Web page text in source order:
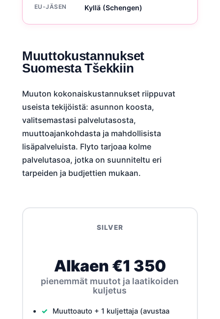
EU-JÄSEN Kyllä (Schengen)
Muuttokustannukset
Suomesta Tšekkiin
Muuton kokonaiskustannukset riippuvat
useista tekijöistä: asunnon koosta,
valitsemastasi palvelutasosta,
muuttoajankohdasta ja mahdollisista
lisäpalveluista. Flyto tarjoaa kolme
palvelutasoa, jotka on suunniteltu eri
tarpeiden ja budjettien mukaan.
SILVER
Alkaen €1 350
pienemmät muutot ja laatikoiden
kuljetus
Muuttoauto + 1 kuljettaja (avustaa